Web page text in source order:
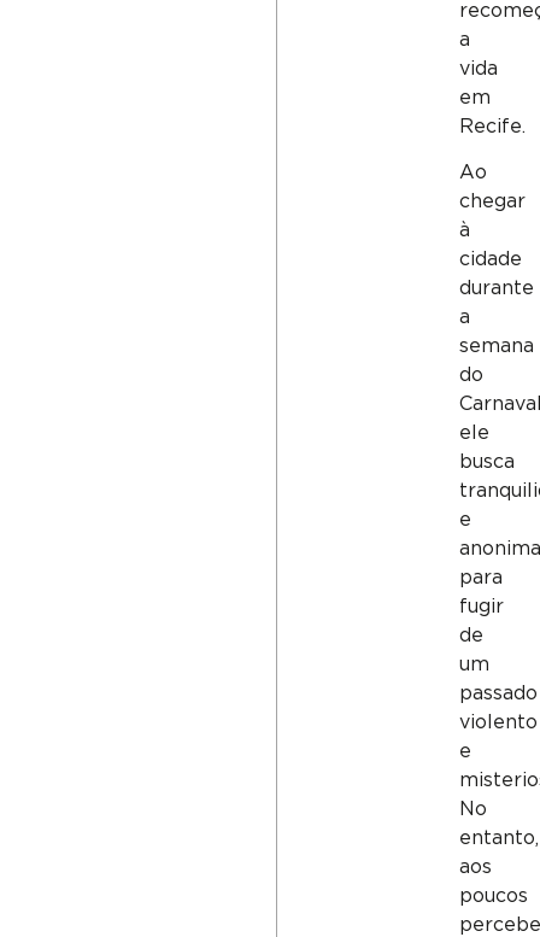
a
vida
em
Recife.
Ao
chegar
à
cidade
durante
a
semana
do
ele
busca
e
para
fugir
de
um
passado
violento
e
No
entanto,
aos
poucos